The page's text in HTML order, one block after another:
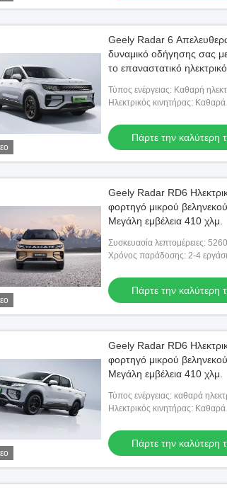
Geely Radar 6
δυναμικό οδήγησης σας
το επαναστατικό ηλεκτρικό
Τύπος ενέργειας: Καθαρή
Ηλεκτρικός κινητήρας: Καθαρά
Πάρτε την καλύτερη
Geely Radar RD6
φορτηγό μικρού
Μεγάλη εμβέλεια 410 χλμ.
Συσκευασία λεπτομέρειες:
1880
Χρόνος παράδοσης: 2-4
Πάρτε την καλύτερη
Geely Radar RD6
φορτηγό μικρού
Μεγάλη εμβέλεια 410 χλμ.
Τύπος ενέργειας: καθαρά
Ηλεκτρικός κινητήρας: Καθαρά
Πάρτε την καλύτερη